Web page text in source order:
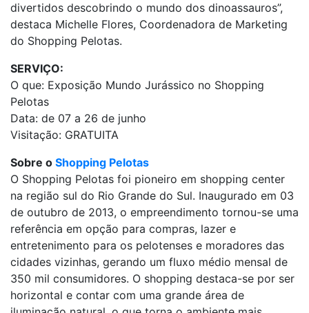
divertidos descobrindo o mundo dos dinoassauros”,
destaca Michelle Flores, Coordenadora de Marketing
do Shopping Pelotas.
SERVIÇO:
O que: Exposição Mundo Jurássico no Shopping
Pelotas
Data: de 07 a 26 de junho
Visitação: GRATUITA
Sobre o Shopping Pelotas
O Shopping Pelotas foi pioneiro em shopping center
na região sul do Rio Grande do Sul. Inaugurado em 03
de outubro de 2013, o empreendimento tornou-se uma
referência em opção para compras, lazer e
entretenimento para os pelotenses e moradores das
cidades vizinhas, gerando um fluxo médio mensal de
350 mil consumidores. O shopping destaca-se por ser
horizontal e contar com uma grande área de